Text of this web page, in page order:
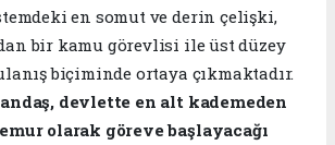
en somut ve derin çelişki,
bir kamu görevlisi ile üst düzey
biçiminde ortaya çıkmaktadır.
devlette en alt kademeden
olarak göreve başlayacağı